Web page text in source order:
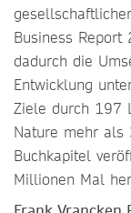
Business
dadurch die
Entwicklung
Ziele durch 197
Nature mehr als
Buchkapitel
Millionen Mal